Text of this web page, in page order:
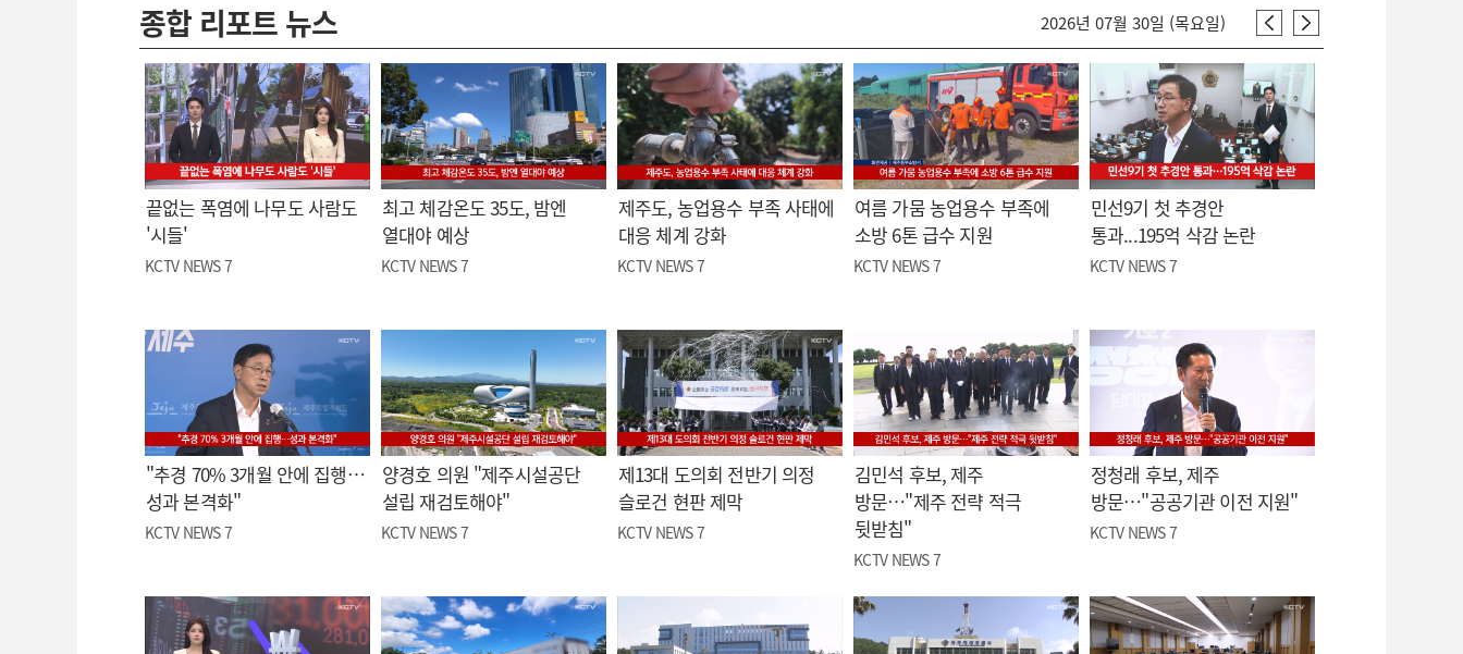
종합 리포트 뉴스 2026년 07월 30일 (목요일)
끝없는 폭염에 나무도 사람도
'시들'
KCTV NEWS 7
최고 체감온도 35도, 밤엔
열대야 예상
KCTV NEWS 7
제주도, 농업용수 부족 사태에
대응 체계 강화
KCTV NEWS 7
여름 가뭄 농업용수 부족에
소방 6톤 급수 지원
KCTV NEWS 7
민선9기 첫 추경안
통과...195억 삭감 논란
KCTV NEWS 7
"추경 70% 3개월 안에 집행…
성과 본격화"
KCTV NEWS 7
양경호 의원 "제주시설공단
설립 재검토해야"
KCTV NEWS 7
제13대 도의회 전반기 의정
슬로건 현판 제막
KCTV NEWS 7
김민석 후보, 제주
방문…"제주 전략 적극
뒷받침"
KCTV NEWS 7
정청래 후보, 제주
방문…"공공기관 이전 지원"
KCTV NEWS 7